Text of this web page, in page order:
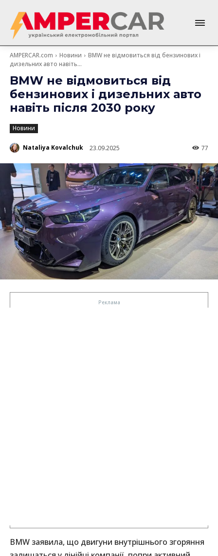
AMPERCAR.com Новини
BMW не відмовиться від бензинових і
дизельних авто навіть...
BMW не відмовиться від
бензинових і дизельних авто
навіть після 2030 року
Новини
Nataliya Kovalchuk 23.09.2025 77
BMW заявила, що двигуни внутрішнього згоряння